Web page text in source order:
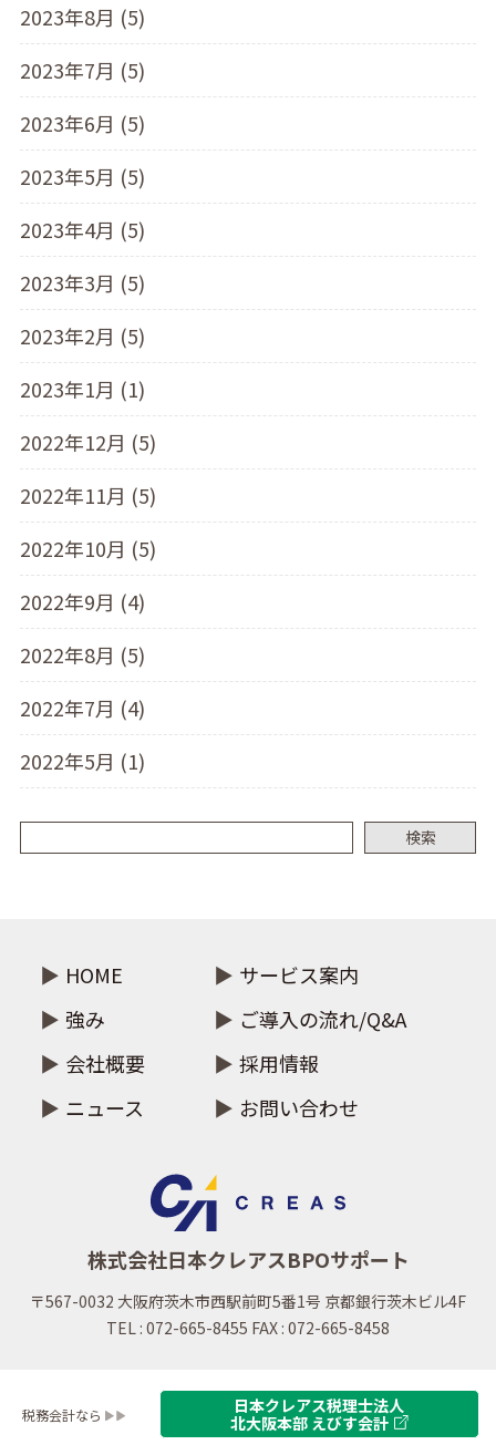
2023年8月 (5)
2023年7月 (5)
2023年6月 (5)
2023年5月 (5)
2023年4月 (5)
2023年3月 (5)
2023年2月 (5)
2023年1月 (1)
2022年12月 (5)
2022年11月 (5)
2022年10月 (5)
2022年9月 (4)
2022年8月 (5)
2022年7月 (4)
2022年5月 (1)
検索
HOME
サービス案内
強み
ご導入の流れ/Q&A
会社概要
採用情報
ニュース
お問い合わせ
株式会社日本クレアスBPOサポート
〒567-0032 大阪府茨木市西駅前町5番1号 京都銀行茨木ビル4F
TEL : 072-665-8455 FAX : 072-665-8458
税務会計なら
日本クレアス税理士法人
北大阪本部 えびす会計